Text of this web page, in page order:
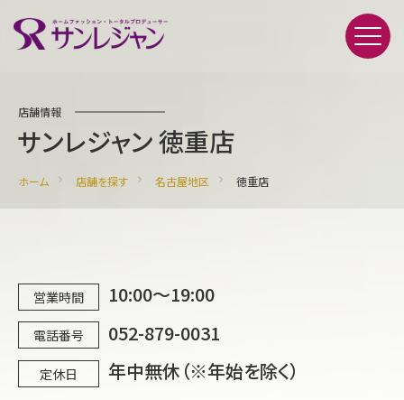
店舗情報
サンレジャン 徳重店
ホーム 店舗を探す 名古屋地区 徳重店
営業時間 10:00～19:00
電話番号 052-879-0031
定休日 年中無休（※年始を除く）